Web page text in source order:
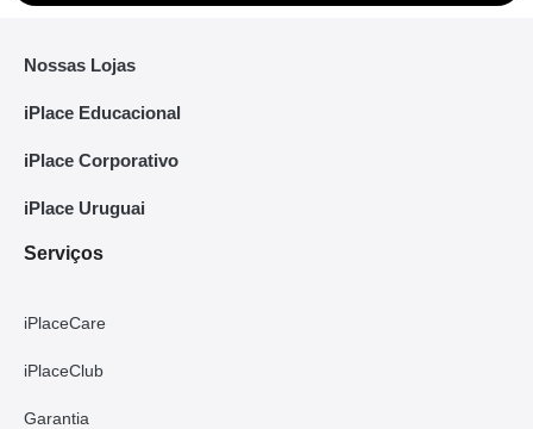
Nossas Lojas
iPlace Educacional
iPlace Corporativo
iPlace Uruguai
Serviços
iPlaceCare
iPlaceClub
Garantia